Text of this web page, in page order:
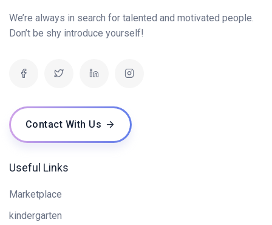
We’re always in search for talented and motivated people.
Don’t be shy introduce yourself!
Contact With Us
Useful Links
Marketplace
kindergarten